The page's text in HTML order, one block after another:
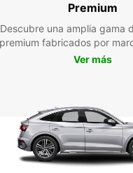
Premium
Descubre una amplia gama
premium fabricados por
Ver más